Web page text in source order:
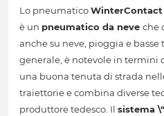
Lo pneumaticoWinterContact
è un pneumatico da neve che
anche su neve, pioggia e
generale, è notevole in termini
una buona tenuta di strada
traiettorie e combina diverse
produttore tedesco. Il sistema